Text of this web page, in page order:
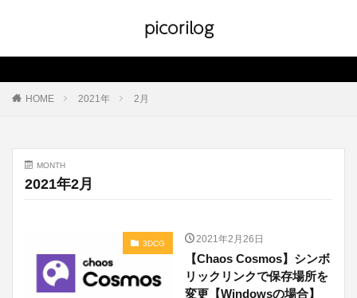
picorilog
HOME 2021年 2月
MONTH
2021年2月
3DCG 2021年2月26日
【Chaos Cosmos】シンボ
リックリンクで保存場所を
変更【Windowsの場合】